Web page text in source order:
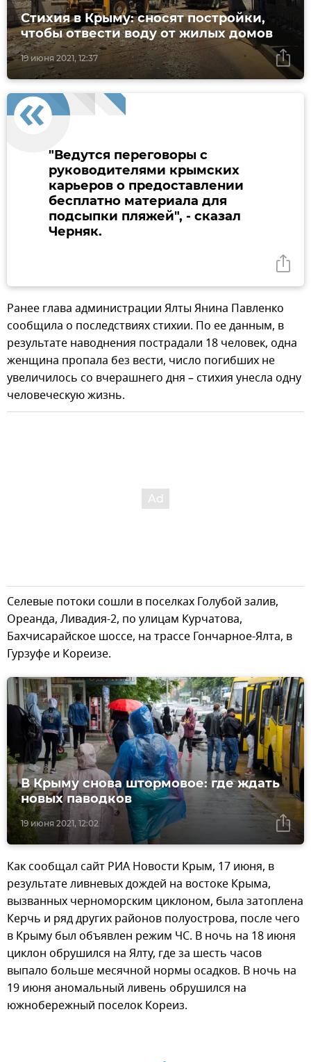
19 июня 2021, 12:37
Стихия в Крыму: сносят постройки,
чтобы отвести воду от жилых домов
"Ведутся переговоры с
руководителями крымских
карьеров о предоставлении
бесплатно материала для
подсыпки пляжей", - сказал
Черняк.
Ранее глава администрации Ялты Янина Павленко
сообщила о последствиях стихии. По ее данным, в
результате наводнения пострадали 18 человек, одна
женщина пропала без вести, число погибших не
увеличилось со вчерашнего дня – стихия унесла одну
человеческую жизнь.
Селевые потоки сошли в поселках Голубой залив,
Ореанда, Ливадия-2, по улицам Курчатова,
Бахчисарайское шоссе, на трассе Гончарное-Ялта, в
Гурзуфе и Кореизе.
19 июня 2021, 12:02
В Крыму снова штормовое: где ждать
новых паводков
Как сообщал сайт РИА Новости Крым, 17 июня, в
результате ливневых дождей на востоке Крыма,
вызванных черноморским циклоном, была затоплена
Керчь и ряд других районов полуострова, после чего
в Крыму был объявлен режим ЧС. В ночь на 18 июня
циклон обрушился на Ялту, где за шесть часов
выпало больше месячной нормы осадков. В ночь на
19 июня аномальный ливень обрушился на
южнобережный поселок Кореиз.